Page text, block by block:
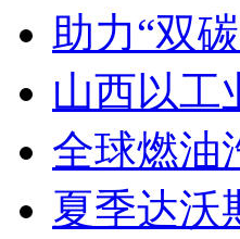
助力“双
山西以工
全球燃油
夏季达沃